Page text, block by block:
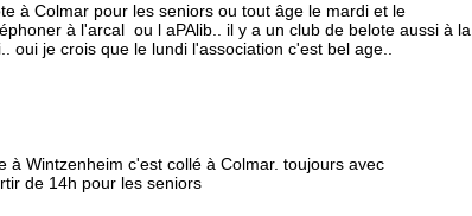
à Colmar pour les seniors ou tout âge le mardi et le
à l'arcal ou l aPAlib.. il y a un club de belote aussi à la
oui je crois que le lundi l'association c'est bel age..
à Wintzenheim c'est collé à Colmar. toujours avec
de 14h pour les seniors